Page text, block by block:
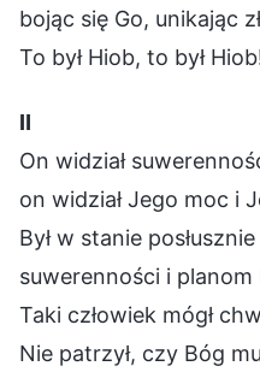
bojąc się Go, unikając
To był Hiob, to był
Ⅱ
On widział
on widział Jego moc i
Był w stanie
suwerenności i planom
Taki człowiek mógł
Nie patrzył, czy Bóg